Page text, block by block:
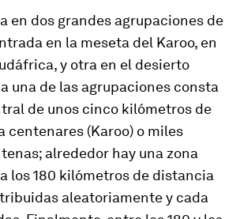
en dos grandes agrupaciones de
en la meseta del Karoo, en
y otra en el desierto
una de las agrupaciones consta
de unos cinco kilómetros de
centenares (Karoo) o miles
alrededor hay una zona
los 180 kilómetros de distancia
aleatoriamente y cada